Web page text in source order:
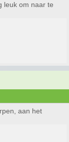
leuk om naar te
aan het